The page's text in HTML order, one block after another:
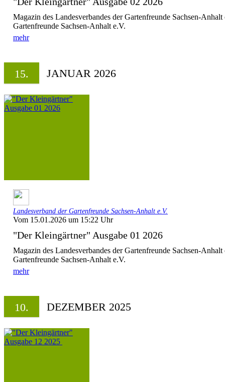
Magazin des Landesverbandes der Gartenfreunde Sachsen-
Gartenfreunde Sachsen-Anhalt e.V.
mehr
15. JANUAR 2026
Landesverband der Gartenfreunde Sachsen-Anhalt e.V.
Vom 15.01.2026 um 15:22 Uhr
"Der Kleingärtner" Ausgabe 01 2026
Magazin des Landesverbandes der Gartenfreunde Sachsen-
Gartenfreunde Sachsen-Anhalt e.V.
mehr
10. DEZEMBER 2025